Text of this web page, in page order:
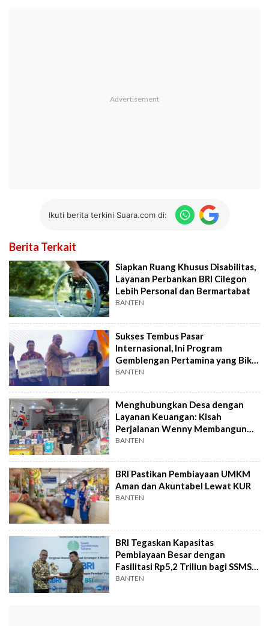
Ikuti berita terkini Suara.com di:
Berita Terkait
Siapkan Ruang Khusus Disabilitas,
Layanan Perbankan BRI Cilegon
Lebih Personal dan Bermartabat
BANTEN
Sukses Tembus Pasar
Internasional, Ini Program
Gemblengan Pertamina yang Bikin
UMK Naik Kelas
BANTEN
Menghubungkan Desa dengan
Layanan Keuangan: Kisah
Perjalanan Wenny Membangun
AgenBRILink di Riau
BANTEN
BRI Pastikan Pembiayaan UMKM
Aman dan Akuntabel Lewat KUR
BANTEN
BRI Tegaskan Kapasitas
Pembiayaan Besar dengan
Fasilitasi Rp5,2 Triliun bagi SSMS
dan Industri Sawit
BANTEN